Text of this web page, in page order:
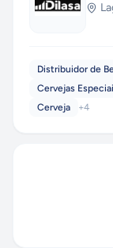
Distribuidor de
Cervejas
Cerveja
+4